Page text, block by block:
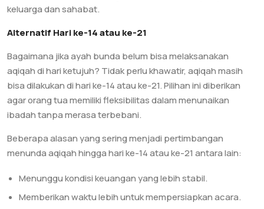
keluarga dan sahabat.
Alternatif Hari ke-14 atau ke-21
Bagaimana jika ayah bunda belum bisa melaksanakan
aqiqah di hari ketujuh? Tidak perlu khawatir, aqiqah masih
bisa dilakukan di hari ke-14 atau ke-21. Pilihan ini diberikan
agar orang tua memiliki fleksibilitas dalam menunaikan
ibadah tanpa merasa terbebani.
Beberapa alasan yang sering menjadi pertimbangan
menunda aqiqah hingga hari ke-14 atau ke-21 antara lain:
Menunggu kondisi keuangan yang lebih stabil.
Memberikan waktu lebih untuk mempersiapkan acara.